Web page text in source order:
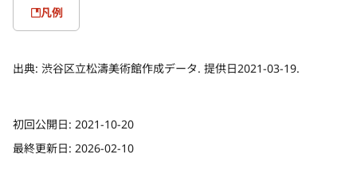
凡例
出典: 渋谷区立松濤美術館作成データ. 提供日2021-03-19.
初回公開日: 2021-10-20
最終更新日: 2026-02-10